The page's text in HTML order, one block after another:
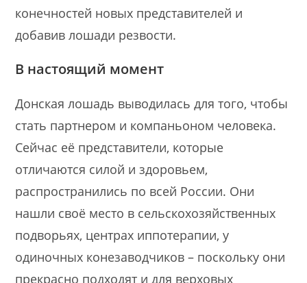
конечностей новых представителей и
добавив лошади резвости.
В настоящий момент
Донская лошадь выводилась для того, чтобы
стать партнером и компаньоном человека.
Сейчас её представители, которые
отличаются силой и здоровьем,
распространились по всей России. Они
нашли своё место в сельскохозяйственных
подворьях, центрах иппотерапии, у
одиночных конезаводчиков – поскольку они
прекрасно подходят и для верховых